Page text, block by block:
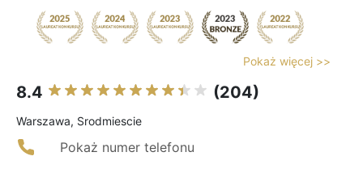
Pokaż więcej >>
8.4 (204)
Warszawa, Srodmiescie
Pokaż numer telefonu